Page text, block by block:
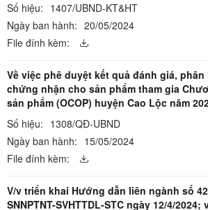
Số hiệu: 1407/UBND-KT&HT
Ngày ban hành: 20/05/2024
File đính kèm:
Về việc phê duyệt kết quả đánh giá,
chứng nhận cho sản phẩm tham gia
sản phẩm (OCOP) huyện Cao Lộc năm
Số hiệu: 1308/QĐ-UBND
Ngày ban hành: 15/05/2024
File đính kèm:
V/v triển khai Hướng dẫn liên ngành số
SNNPTNT-SVHTTDL-STC ngày 12/4/